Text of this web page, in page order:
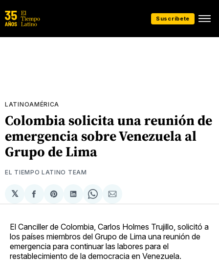
Suscríbete
LATINOAMÉRICA
Colombia solicita una reunión de
emergencia sobre Venezuela al
Grupo de Lima
EL TIEMPO LATINO TEAM
𝕏
Compartir
en
Share
on
Compartir
en
Share
on
Compartir
via
El Canciller de Colombia, Carlos Holmes Trujillo, solicitó a
los países miembros del Grupo de Lima una reunión de
emergencia para continuar las labores para el
restablecimiento de la democracia en Venezuela.